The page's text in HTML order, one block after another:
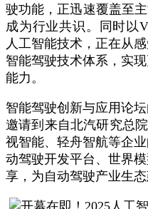
驶功能，正迅速覆盖至
成为行业共识。同时以
人工智能技术，正在从
智能驾驶技术体系，实
能力。
智能驾驶创新与应用论
邀请到来自北汽研究总
视智能、轻舟智航等企
动驾驶开发平台、世界
享，为自动驾驶产业生态